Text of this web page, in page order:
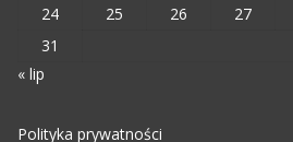
24
25 26 27
31
« lip
Polityka prywatności